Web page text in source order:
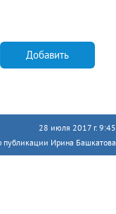
Добавить
28 июля 2017 г. 9:45
публикации Ирина Башкатова